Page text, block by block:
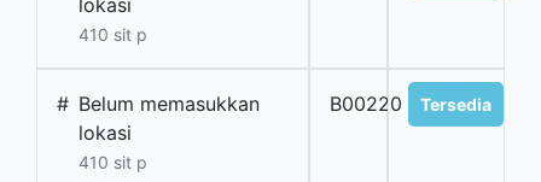
410 sit p
# Belum memasukkan
lokasi
410 sit p
B00220 Tersedia